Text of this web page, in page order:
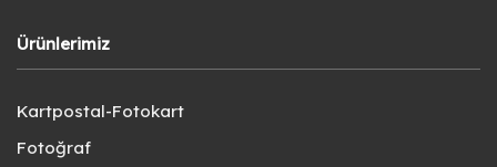
Ürünlerimiz
Kartpostal-Fotokart
Fotoğraf